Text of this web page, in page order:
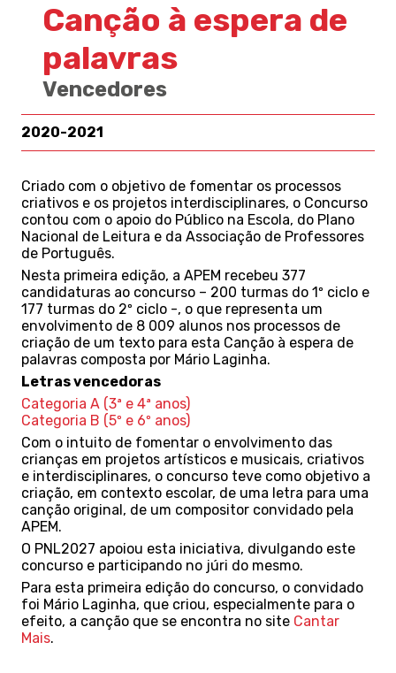
Canção à espera de
palavras
Vencedores
2020-2021
Criado com o objetivo de fomentar os processos
criativos e os projetos interdisciplinares, o Concurso
contou com o apoio do Público na Escola, do Plano
Nacional de Leitura e da Associação de Professores
de Português.
Nesta primeira edição, a APEM recebeu 377
candidaturas ao concurso – 200 turmas do 1º ciclo e
177 turmas do 2º ciclo -, o que representa um
envolvimento de 8 009 alunos nos processos de
criação de um texto para esta Canção à espera de
palavras composta por Mário Laginha.
Letras vencedoras
Categoria A (3ª e 4ª anos)
Categoria B (5º e 6º anos)
Com o intuito de fomentar o envolvimento das
crianças em projetos artísticos e musicais, criativos
e interdisciplinares, o concurso teve como objetivo a
criação, em contexto escolar, de uma letra para uma
canção original, de um compositor convidado pela
APEM.
O PNL2027 apoiou esta iniciativa, divulgando este
concurso e participando no júri do mesmo.
Para esta primeira edição do concurso, o convidado
foi Mário Laginha, que criou, especialmente para o
efeito, a canção que se encontra no site Cantar
Mais.